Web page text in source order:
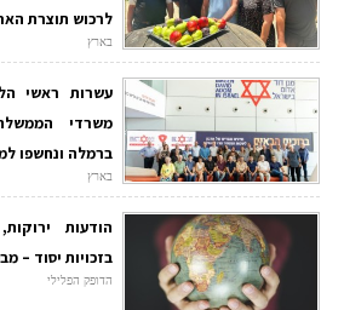
לרכוש תוצרת
בארץ
עשרות ראשי
משרדי
ברמלה ונחשפו
בארץ
הודעות
בזכויות יסוד –
הדופק הפלילי